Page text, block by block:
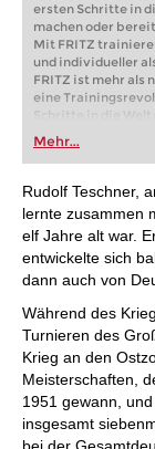
ersten Schritte in
machen oder
Mit FRITZ
und individueller
FRITZ ist mehr als
eine
Schritte in die Welt
oder bereits auf
FRITZ trainieren
individueller als je
Mehr...
Rudolf Teschner,
lernte zusammen
elf Jahre alt war.
entwickelte sich
dann auch von
Während des
Turnieren des
Krieg an den
Meisterschaften,
1951 gewann,
insgesamt